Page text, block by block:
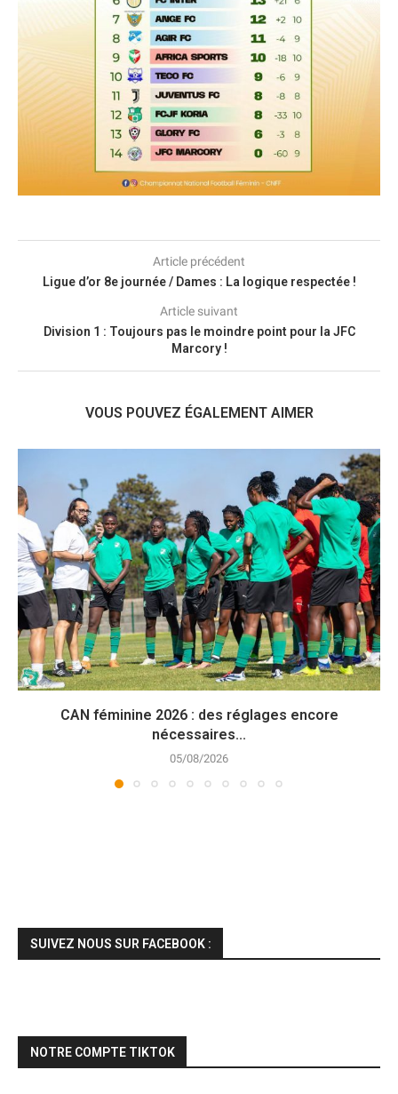
Article précédent
Ligue d’or 8e journée / Dames : La logique respectée !
Article suivant
Division 1 : Toujours pas le moindre point pour la JFC
Marcory !
VOUS POUVEZ ÉGALEMENT AIMER
CAN féminine 2026 : des réglages encore
nécessaires...
05/08/2026
SUIVEZ NOUS SUR FACEBOOK :
NOTRE COMPTE TIKTOK